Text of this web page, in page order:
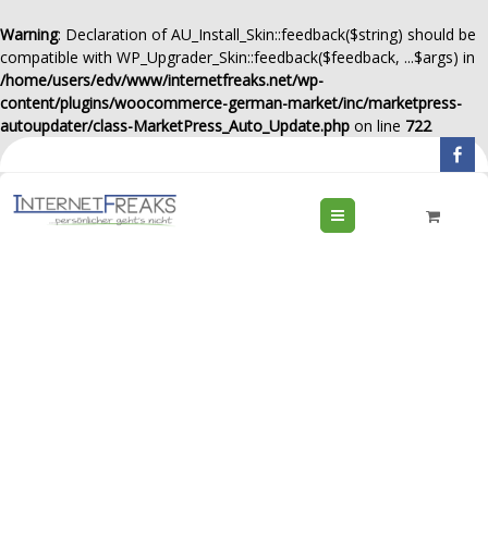
Warning: Declaration of AU_Install_Skin::feedback($string) should be
compatible with WP_Upgrader_Skin::feedback($feedback, ...$args) in
/home/users/edv/www/internetfreaks.net/wp-
content/plugins/woocommerce-german-market/inc/marketpress-
autoupdater/class-MarketPress_Auto_Update.php on line 722